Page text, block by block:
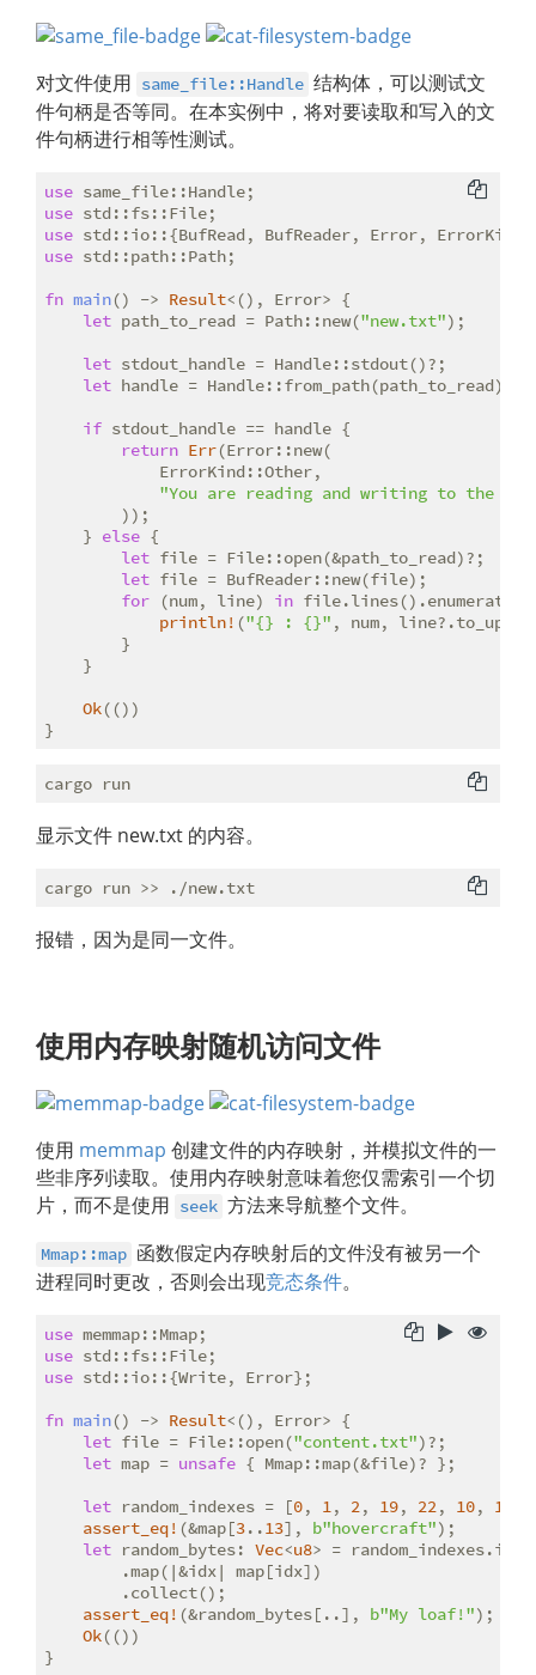
对文件使用 same_file::Handle 结构体，可以测试文
件句柄是否等同。在本实例中，将对要读取和写入的文
件句柄进行相等性测试。
use
use
use
use std::path::Path;
fn main() -> Result<(), Error> {
let path_to_read = Path::new("new.txt");
let stdout_handle = Handle::stdout()?;
let handle = Handle::from_path(path_to_read)?;
if stdout_handle == handle {
return Err(Error::new(
            ErrorKind::Other,
"You are reading and writing to the
        ));
    }
else {
let file = File::open(&path_to_read)?;
let file = BufReader::new(file);
for (num, line) in
println! ("{} : {}" , num,
        }
    }
Ok(())
}
显示文件 new.txt 的内容。
报错，因为是同一文件。
使用内存映射随机访问文件
使用 memmap 创建文件的内存映射，并模拟文件的一
些非序列读取。使用内存映射意味着您仅需索引一个切
片，而不是使用 seek 方法来导航整个文件。
Mmap::map 函数假定内存映射后的文件没有被另一个
进程同时更改，否则会出现竞态条件。
use
use
use std::io::{Write, Error};
fn main() -> Result
let file = File::open("content.txt")?;
let map = unsafe { Mmap::map(&file)? };
let random_indexes = [0, 1, 2, 19, 22, 10, 11
assert_eq! (&map[3..13], b"hovercraft");
let random_bytes: Vec<u8> =
        .map(|&idx| map[idx])
        .collect();
assert_eq! (&random_bytes[..], b"My loaf!");
Ok(())
}